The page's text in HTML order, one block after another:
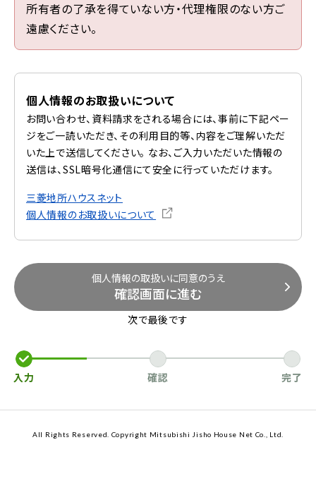
所有者の了承を得ていない方・代理権限のない方ご
遠慮ください。
個人情報のお取扱いについて
お問い合わせ、資料請求をされる場合には、事前に下記ペー
ジをご一読いただき、その利用目的等、内容をご理解いただ
いた上で送信してください。 なお、ご入力いただいた情報の
送信は、SSL暗号化通信にて安全に行っていただけます。
三菱地所ハウスネット
個人情報のお取扱いについて
個人情報の取扱いに同意のうえ
確認画面に進む
次で最後です
入力 確認 完了
All Rights Reserved. Copyright Mitsubishi Jisho House Net Co., Ltd.